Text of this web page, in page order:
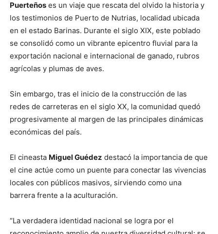
Puerteños es un viaje que rescata del olvido la historia y
los testimonios de Puerto de Nutrias, localidad ubicada
en el estado Barinas. Durante el siglo XIX, este poblado
se consolidó como un vibrante epicentro fluvial para la
exportación nacional e internacional de ganado, rubros
agrícolas y plumas de aves.
Sin embargo, tras el inicio de la construcción de las
redes de carreteras en el siglo XX, la comunidad quedó
progresivamente al margen de las principales dinámicas
económicas del país.
El cineasta Miguel Guédez destacó la importancia de que
el cine actúe como un puente para conectar las vivencias
locales con públicos masivos, sirviendo como una
barrera frente a la aculturación.
“La verdadera identidad nacional se logra por el